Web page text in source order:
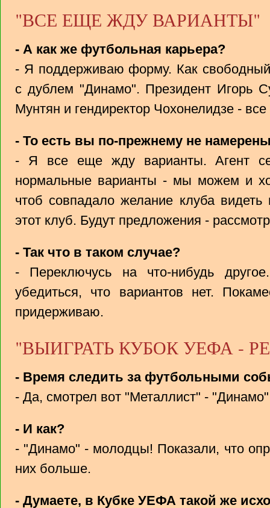
"ВСЕ ЕЩЕ ЖДУ ВАРИАНТЫ"
- А как же футбольная карьера?
- Я поддерживаю форму. Как свободный
с дублем "Динамо". Президент Игорь
Мунтян и гендиректор Чохонелидзе -
- То есть вы по-прежнему не
- Я все еще жду варианты. Агент
нормальные варианты - мы можем и
чтоб совпадало желание клуба
этот клуб. Будут предложения -
- Так что в таком случае?
- Переключусь на что-нибудь
убедиться, что вариантов нет.
придерживаю.
"ВЫИГРАТЬ КУБОК УЕФА -
- Время следить за футбольными
- Да, смотрел вот "Металлист" -
- И как?
- "Динамо" - молодцы! Показали, что
них больше.
- Думаете, в Кубке УЕФА такой же